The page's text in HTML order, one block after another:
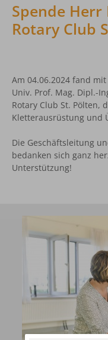
Spende Herr
Rotary Club
Am 04.06.2024 fand
Univ. Prof. Mag. Dipl.-
Rotary Club St. Pölten,
Kletterausrüstung und
Die Geschäftsleitung
bedanken sich ganz
Unterstützung!